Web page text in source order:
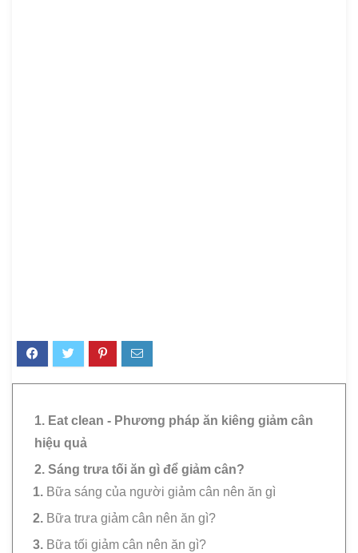
1. Eat clean - Phương pháp ăn kiêng giảm cân
hiệu quả
2. Sáng trưa tối ăn gì để giảm cân?
Bữa sáng của người giảm cân nên ăn gì
Bữa trưa giảm cân nên ăn gì?
Bữa tối giảm cân nên ăn gì?